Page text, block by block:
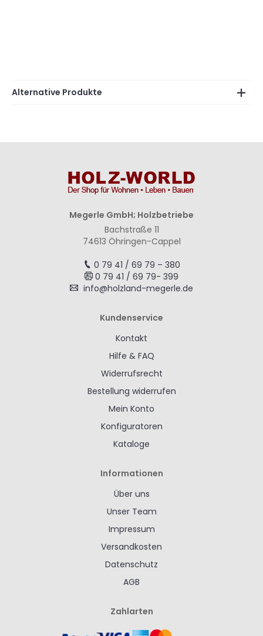
Alternative Produkte
Megerle GmbH; Holzbetriebe
Bachstraße 11
74613 Öhringen-Cappel
0 79 41 / 69 79 – 380
0 79 41 / 69 79- 399
info@holzland-megerle.de
Kundenservice
Kontakt
Hilfe & FAQ
Widerrufsrecht
Bestellung widerrufen
Mein Konto
Konfiguratoren
Kataloge
Informationen
Über uns
Unser Team
Impressum
Versandkosten
Datenschutz
AGB
Zahlarten